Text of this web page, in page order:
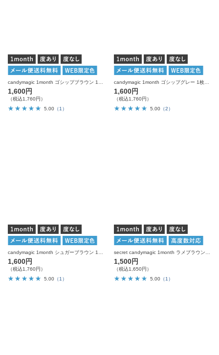
1,600円
（税込1,760円）
5.00 （1）
1,600円
（税込1,760円）
5.00 （2）
1,600円
（税込1,760円）
5.00 （1）
1,500円
（税込1,650円）
5.00 （1）